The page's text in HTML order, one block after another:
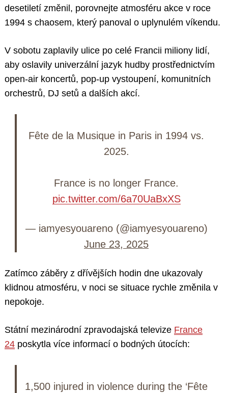
desetiletí změnil, porovnejte atmosféru akce v roce
1994 s chaosem, který panoval o uplynulém víkendu.
V sobotu zaplavily ulice po celé Francii miliony lidí,
aby oslavily univerzální jazyk hudby prostřednictvím
open-air koncertů, pop-up vystoupení, komunitních
orchestrů, DJ setů a dalších akcí.
Fête de la Musique in Paris in 1994 vs.
2025.
France is no longer France.
pic.twitter.com/6a70UaBxXS
— iamyesyouareno (@iamyesyouareno)
June 23, 2025
Zatímco záběry z dřívějších hodin dne ukazovaly
klidnou atmosféru, v noci se situace rychle změnila v
nepokoje.
Státní mezinárodní zpravodajská televize France
24 poskytla více informací o bodných útocích:
1,500 injured in violence during the ‘Fête